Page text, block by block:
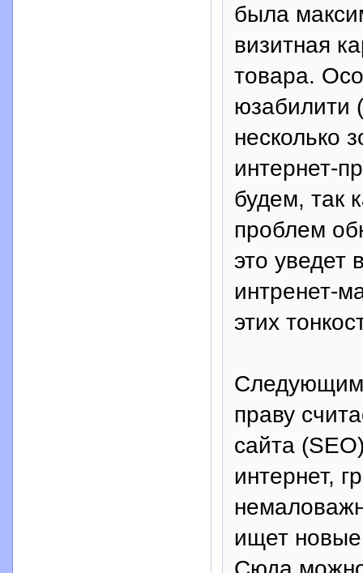
была
визитная
товара.
юзабилити
несколько
интернет-
будем, так
проблем
это уведет
интренет-
этих
Следующим
праву
сайта
интернет,
ищет